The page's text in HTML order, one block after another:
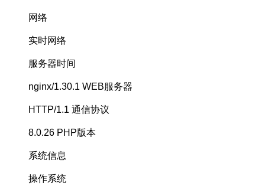
网络
实时网络
服务器时间
nginx/1.30.1 WEB服务器
HTTP/1.1 通信协议
8.0.26 PHP版本
系统信息
操作系统